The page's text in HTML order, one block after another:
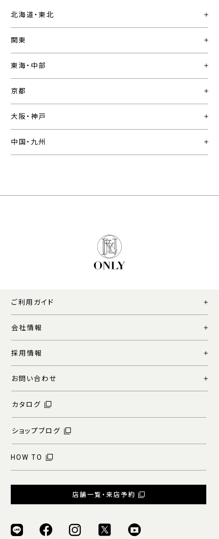
北海道・東北
関東
東海・中部
京都
大阪・神戸
中国・九州
ご利用ガイド
会社情報
採用情報
お問い合わせ
カタログ
ショップブログ
HOW TO
店舗一覧・来店予約